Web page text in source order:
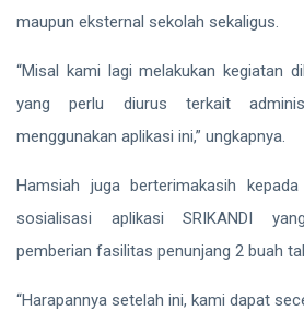
maupun eksternal sekolah sekaligus.
“Misal kami lagi melakukan kegiatan
yang perlu diurus terkait
menggunakan aplikasi ini,” ungkapnya.
Hamsiah juga berterimakasih
sosialisasi aplikasi SRIKANDI
pemberian fasilitas penunjang 2 buah
“Harapannya setelah ini, kami dapat